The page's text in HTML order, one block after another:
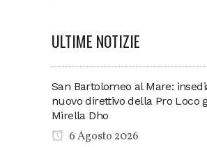
ULTIME NOTIZIE
San Bartolomeo al Mare:
nuovo direttivo della Pro Loco
Mirella Dho
6 Agosto 2026